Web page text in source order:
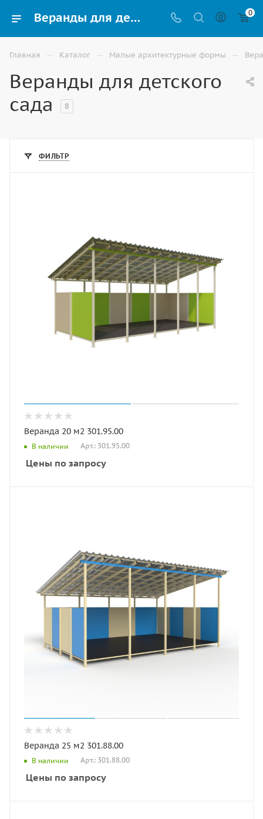
Веранды для детского сада: каталог с ценами купить в Астрахани 0
Главная — Каталог — Малые архитектурные формы —
Веранды для детского
сада
8
ФИЛЬТР
Веранда 20 м2 301.95.00
В наличии Арт.: 301.95.00
Цены по запросу
Веранда 25 м2 301.88.00
В наличии Арт.: 301.88.00
Цены по запросу